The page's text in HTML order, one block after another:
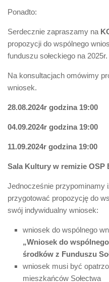
Ponadto:
Serdecznie zapraszamy na
propozycji do wspólnego
funduszu sołeckiego na 2025r.
Na konsultacjach omówimy
wniosek.
28.08.2024r godzina 19:00
04.09.2024r godzina 19:00
11.09.2024r godzina 19:00
Sala Kultury w remizie OSP
Jednocześnie przypominamy
przygotować propozycję do
swój indywidualny wniosek:
wniosek do wspólnego
„Wniosek do
środków z Funduszu
wniosek musi być
mieszkańców Sołectwa